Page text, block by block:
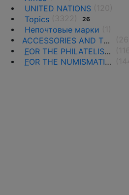
UNITED NATIONS
Topics
26
Непочтовые марки
ACCESSORIES AND THE LITERATURE
FOR THE PHILATELISTS
FOR THE NUMISMATISTS